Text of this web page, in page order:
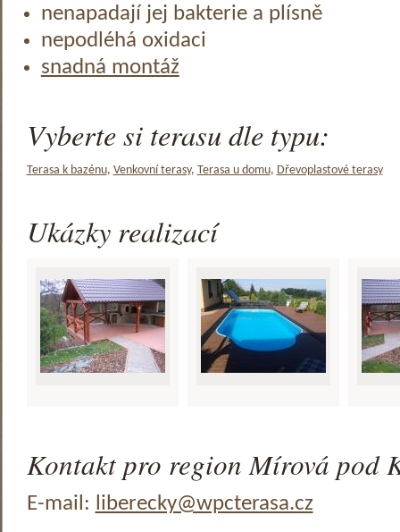
nenapadají jej bakterie a plísně
nepodléhá oxidaci
snadná montáž
Vyberte si terasu dle typu:
Terasa k bazénu, Venkovní terasy, Terasa u domu, Dřevoplastové terasy
Ukázky realizací
Kontakt pro region Mírová pod
E-mail: liberecky@wpcterasa.cz